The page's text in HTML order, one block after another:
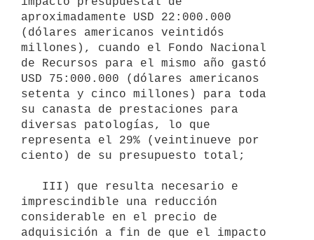
aproximadamente USD 22:000.000
(dólares americanos veintidós
millones), cuando el Fondo Nacional
de Recursos para el mismo año gastó
USD 75:000.000 (dólares americanos
setenta y cinco millones) para toda
su canasta de prestaciones para
diversas patologías, lo que
representa el 29% (veintinueve por
ciento) de su presupuesto total;
imprescindible una reducción
considerable en el precio de
adquisición a fin de que el impacto